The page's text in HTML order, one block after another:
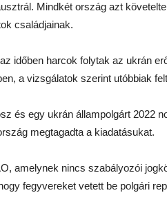
Mindkét ország azt
családjainak.
időben harcok folytak az ukrán
a vizsgálatok szerint utóbbiak
és egy ukrán állampolgárt 2022
megtagadta a kiadatásukat.
amelynek nincs szabályozói
fegyvereket vetett be polgári